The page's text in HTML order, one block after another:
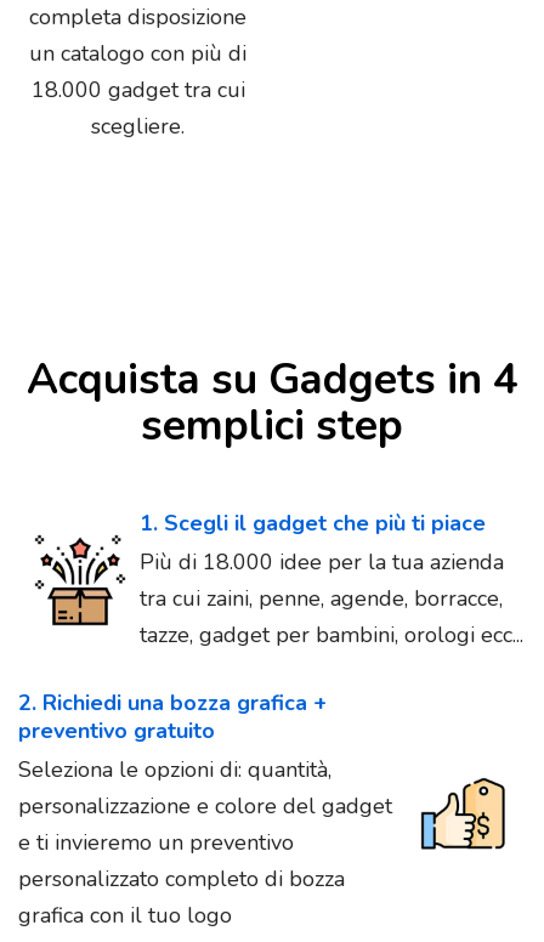
completa disposizione
un catalogo con più di
18.000 gadget tra cui
scegliere.
Acquista su Gadgets in 4
semplici step
1. Scegli il gadget che più ti piace
Più di 18.000 idee per la tua azienda
tra cui zaini, penne, agende, borracce,
tazze, gadget per bambini, orologi ecc...
2. Richiedi una bozza grafica +
preventivo gratuito
Seleziona le opzioni di: quantità,
personalizzazione e colore del gadget
e ti invieremo un preventivo
personalizzato completo di bozza
grafica con il tuo logo